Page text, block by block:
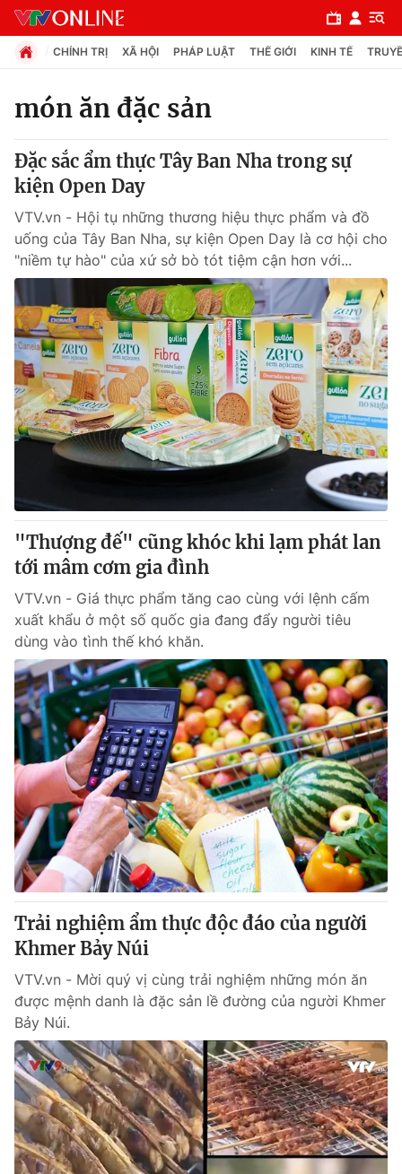
Chuyên mục
Chính trị
Xã hội
Pháp luật
Y tế
Thế giới
Tin tức
Thế giới đó đây
Câu chuyện quốc tế
Kinh tế
Thị trường
Góc doanh nghiệp
Truyền hình
Hậu trường
Nhân vật
Khán giả
Giải sao mai
Giải trí
Điện ảnh
Âm nhạc
Sao
Đời sống
Du lịch
Làm đẹp
Chất lượng cuộc sống
Giáo dục
Tuyển sinh
Học trực tuyến
Công nghệ
Hitech Công nghệ tương lai
Sản phẩm
Thị trường
Tư vấn
Giao lưu trực tuyến
Lịch phát sóng
Chuyên mục khác
Emagazine
Photo Infographic
Video Shorts video
VTV Money VTV Thể thao
VTV Sức khoẻ Bất động sản
CHÍNH TRỊ XÃ HỘI PHÁP LUẬT THẾ GIỚI KINH TẾ
món ăn đặc sản
Đặc sắc ẩm thực Tây Ban Nha trong sự
kiện Open Day
VTV.vn - Hội tụ những thương hiệu thực phẩm và đồ
uống của Tây Ban Nha, sự kiện Open Day là cơ hội cho
"niềm tự hào" của xứ sở bò tót tiệm cận hơn với...
"Thượng đế" cũng khóc khi lạm phát lan
tới mâm cơm gia đình
VTV.vn - Giá thực phẩm tăng cao cùng với lệnh cấm
xuất khẩu ở một số quốc gia đang đẩy người tiêu
dùng vào tình thế khó khăn.
Trải nghiệm ẩm thực độc đáo của người
Khmer Bảy Núi
VTV.vn - Mời quý vị cùng trải nghiệm những món ăn
được mệnh danh là đặc sản lề đường của người Khmer
Bảy Núi.